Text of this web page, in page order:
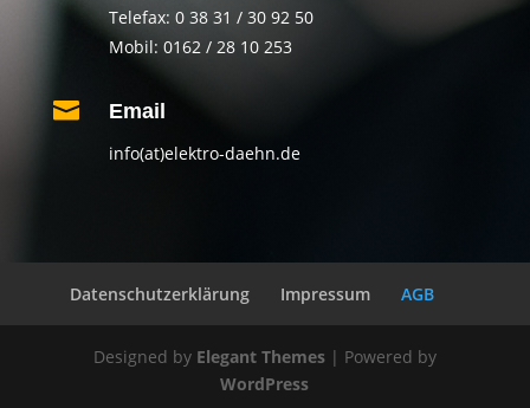
Telefax: 0 38 31 / 30 92 50
Mobil: 0162 / 28 10 253
 Email
info(at)elektro-daehn.de
Datenschutzerklärung Impressum AGB
Designed by Elegant Themes| Powered by
WordPress